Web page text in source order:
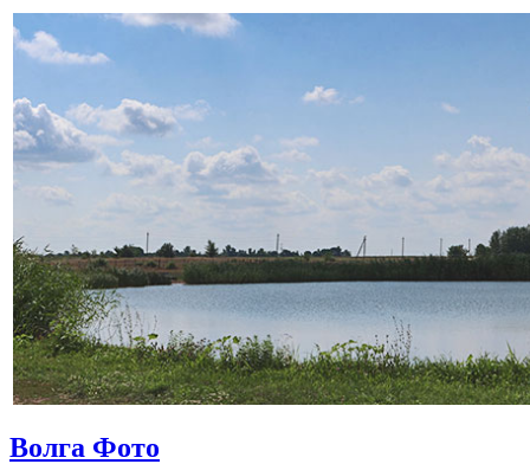
Волга Фото